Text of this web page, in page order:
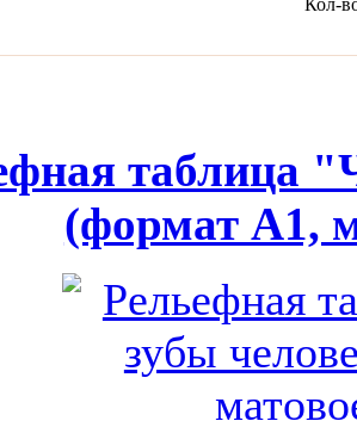
Кол-
таблица
(формат А1,